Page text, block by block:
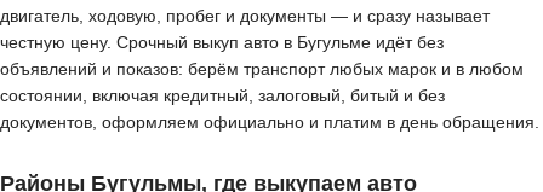
двигатель, ходовую, пробег и документы — и сразу называет
честную цену. Срочный выкуп авто в Бугульме идёт без
объявлений и показов: берём транспорт любых марок и в любом
состоянии, включая кредитный, залоговый, битый и без
документов, оформляем официально и платим в день обращения.
Районы Бугульмы, где выкупаем авто